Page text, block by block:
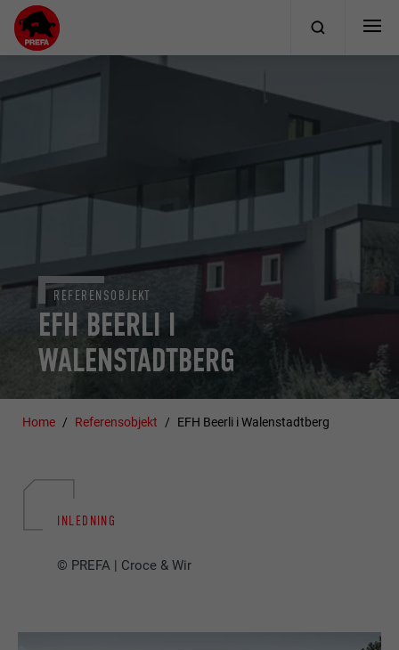
EFH BEERLI I
WALENSTADTBERG
REFERENSOBJEKT
Home Referensobjekt EFH Beerli i Walenstadtberg
INLEDNING
© PREFA | Croce & Wir